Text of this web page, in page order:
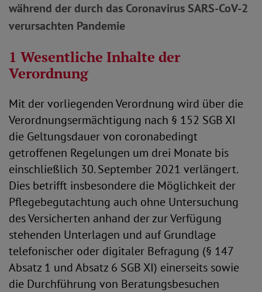
während der durch das Coronavirus SARS-CoV-2
verursachten Pandemie
1 Wesentliche Inhalte der
Verordnung
Mit der vorliegenden Verordnung wird über die
Verordnungsermächtigung nach § 152 SGB XI
die Geltungsdauer von coronabedingt
getroffenen Regelungen um drei Monate bis
einschließlich 30. September 2021 verlängert.
Dies betrifft insbesondere die Möglichkeit der
Pflegebegutachtung auch ohne Untersuchung
des Versicherten anhand der zur Verfügung
stehenden Unterlagen und auf Grundlage
telefonischer oder digitaler Befragung (§ 147
Absatz 1 und Absatz 6 SGB XI) einerseits sowie
die Durchführung von Beratungsbesuchen